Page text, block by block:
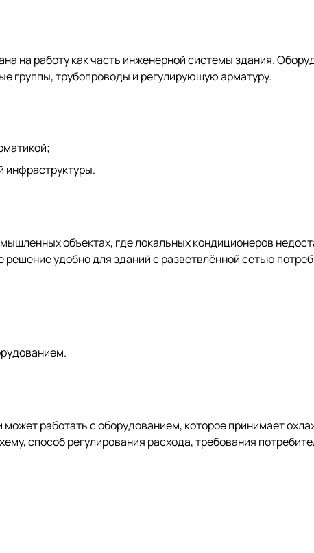
на работу как часть инженерной системы здания.
группы, трубопроводы и регулирующую арматуру.
инфраструктуры.
объектах, где локальных кондиционеров
удобно для зданий с разветвлённой сетью
может работать с оборудованием, которое принимает
способ регулирования расхода, требования